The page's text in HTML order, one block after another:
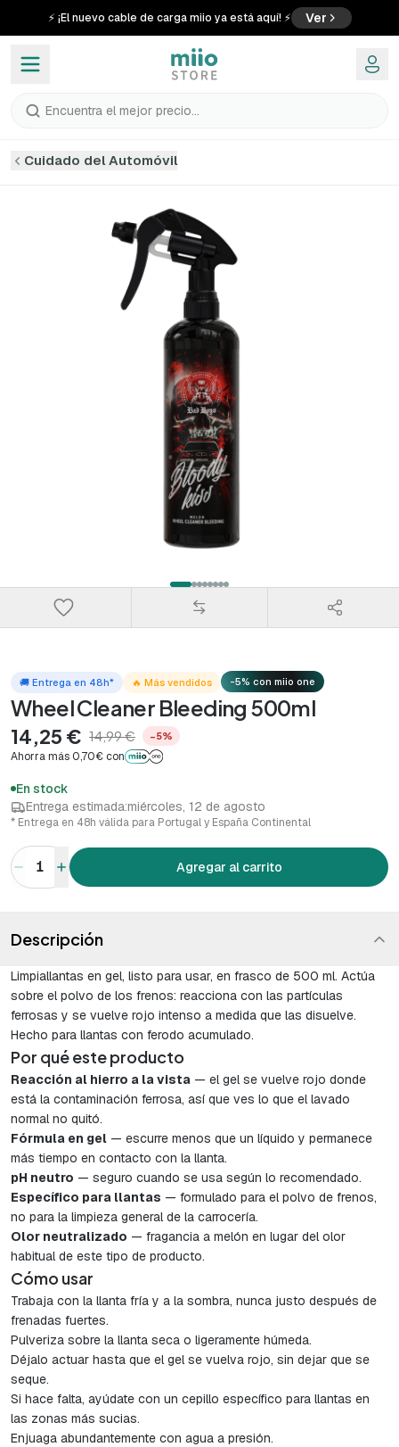
⚡ ¡El nuevo cable de carga miio ya está aquí! ⚡ Ver
Encuentra el mejor precio...
Cuidado del Automóvil
🚚 Entrega en 48h* 🔥 Más vendidos -5% con miio one
Wheel Cleaner Bleeding 500ml
14,25 € 14,99 € −5%
Ahorra más 0,70€ con
En stock
Entrega estimada:miércoles, 12 de agosto
* Entrega en 48h válida para Portugal y España Continental
1 Agregar al carrito
Descripción
Limpiallantas en gel, listo para usar, en frasco de 500 ml. Actúa
sobre el polvo de los frenos: reacciona con las partículas
ferrosas y se vuelve rojo intenso a medida que las disuelve.
Hecho para llantas con ferodo acumulado.
Por qué este producto
Reacción al hierro a la vista — el gel se vuelve rojo donde
está la contaminación ferrosa, así que ves lo que el lavado
normal no quitó.
Fórmula en gel — escurre menos que un líquido y permanece
más tiempo en contacto con la llanta.
pH neutro — seguro cuando se usa según lo recomendado.
Específico para llantas — formulado para el polvo de frenos,
no para la limpieza general de la carrocería.
Olor neutralizado — fragancia a melón en lugar del olor
habitual de este tipo de producto.
Cómo usar
Trabaja con la llanta fría y a la sombra, nunca justo después de
frenadas fuertes.
Pulveriza sobre la llanta seca o ligeramente húmeda.
Déjalo actuar hasta que el gel se vuelva rojo, sin dejar que se
seque.
Si hace falta, ayúdate con un cepillo específico para llantas en
las zonas más sucias.
Enjuaga abundantemente con agua a presión.